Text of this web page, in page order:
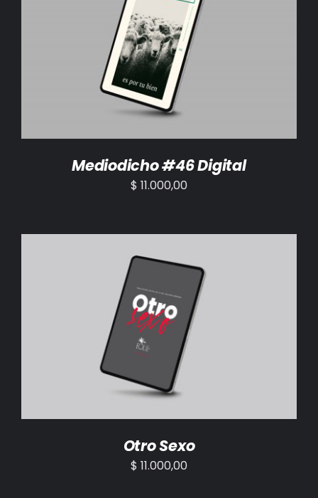
AÑADIR AL CARRITO /
Mediodicho #46 Digital
$ 11.000,00
AÑADIR AL CARRITO /
Otro Sexo
$ 11.000,00